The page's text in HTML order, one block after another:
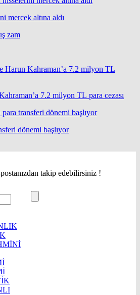
mercek altına aldı
7.2 milyon TL para cezası
dönemi başlıyor
takip edebilirsiniz !